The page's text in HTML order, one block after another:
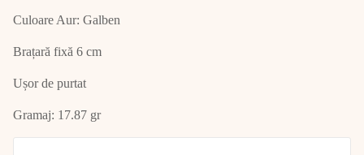
Culoare Aur: Galben
Brațară fixă 6 cm
Ușor de purtat
Gramaj: 17.87 gr